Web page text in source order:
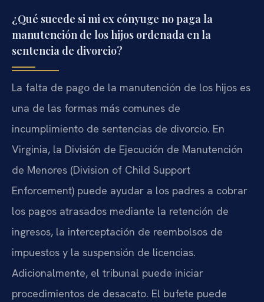
¿Qué sucede si mi ex cónyuge no paga la
manutención de los hijos ordenada en la
sentencia de divorcio?
La falta de pago de la manutención de los hijos es
una de las formas más comunes de
incumplimiento de sentencias de divorcio. En
Virginia, la División de Ejecución de Manutención
de Menores (Division of Child Support
Enforcement) puede ayudar a los padres a cobrar
los pagos atrasados mediante la retención de
ingresos, la interceptación de reembolsos de
impuestos y la suspensión de licencias.
Adicionalmente, el tribunal puede iniciar
procedimientos de desacato. El bufete puede